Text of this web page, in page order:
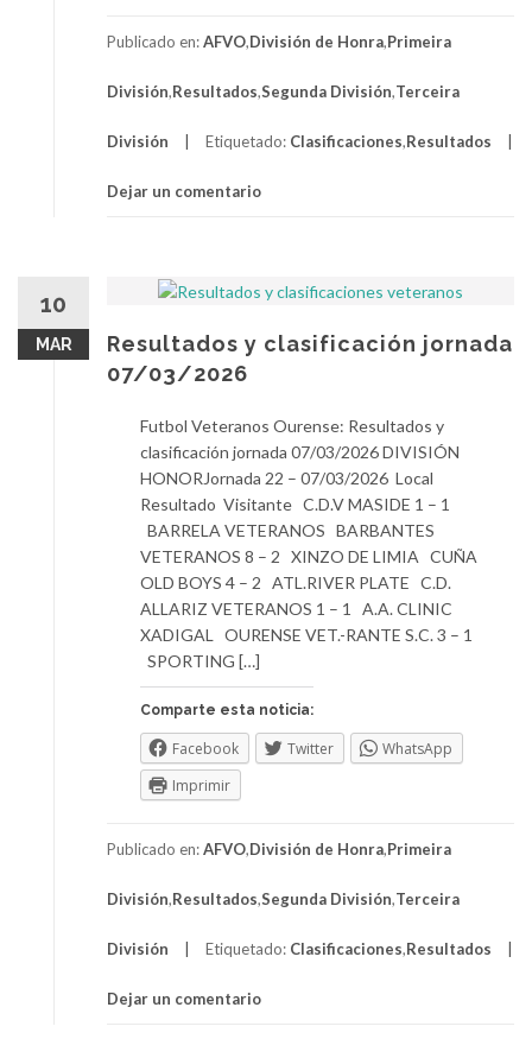
Publicado en:AFVO,División de Honra,Primeira
División,Resultados,Segunda División,Terceira
División Etiquetado: Clasificaciones,Resultados
Dejar un comentario
10
MAR
Resultados y clasificación jornada
07/03/2026
Futbol Veteranos Ourense: Resultados y
clasificación jornada 07/03/2026 DIVISIÓN
HONORJornada 22 – 07/03/2026 Local
Resultado Visitante C.D.V MASIDE 1 – 1
BARRELA VETERANOS BARBANTES
VETERANOS 8 – 2 XINZO DE LIMIA CUÑA
OLD BOYS 4 – 2 ATL.RIVER PLATE C.D.
ALLARIZ VETERANOS 1 – 1 A.A. CLINIC
XADIGAL OURENSE VET.-RANTE S.C. 3 – 1
SPORTING […]
Comparte esta noticia:
Facebook Twitter
WhatsApp
Imprimir
Publicado en:AFVO,División de Honra,Primeira
División,Resultados,Segunda División,Terceira
División Etiquetado: Clasificaciones,Resultados
Dejar un comentario